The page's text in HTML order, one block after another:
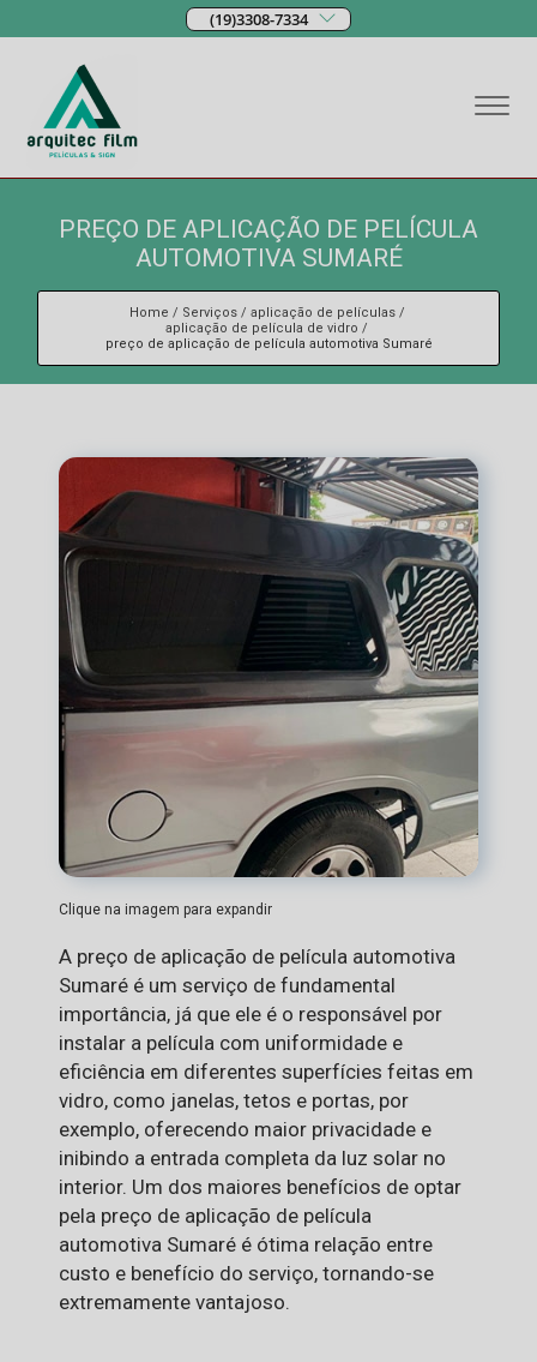
(19)3308-7334
PREÇO DE APLICAÇÃO DE PELÍCULA
AUTOMOTIVA SUMARÉ
Home Serviços
aplicação de películas
aplicação de película de vidro
preço de aplicação de película automotiva Sumaré
Clique na imagem para expandir
A preço de aplicação de película automotiva
Sumaré é um serviço de fundamental
importância, já que ele é o responsável por
instalar a película com uniformidade e
eficiência em diferentes superfícies feitas em
vidro, como janelas, tetos e portas, por
exemplo, oferecendo maior privacidade e
inibindo a entrada completa da luz solar no
interior. Um dos maiores benefícios de optar
pela preço de aplicação de película
automotiva Sumaré é ótima relação entre
custo e benefício do serviço, tornando-se
extremamente vantajoso.